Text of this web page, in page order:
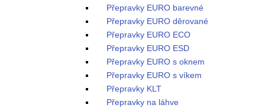
Přepravky EURO barevné
Přepravky EURO děrované
Přepravky EURO ECO
Přepravky EURO ESD
Přepravky EURO s oknem
Přepravky EURO s víkem
Přepravky KLT
Přepravky na láhve